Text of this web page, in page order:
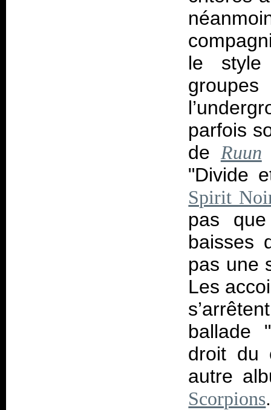
le style
parfois
de Ruun
"Divide
Spirit
pas
baisses
pas une
Les
ballade
droit du
autre
Scorpions.